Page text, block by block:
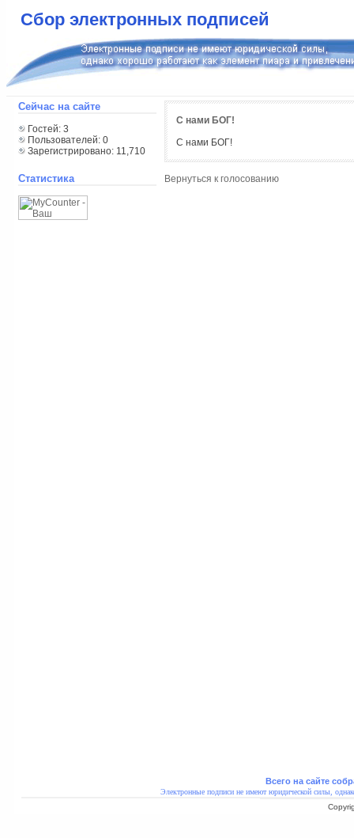
Сбор электронных подписей
Сейчас на сайте
Гостей: 3
Пользователей: 0
Зарегистрировано: 11,710
Статистика
С нами БОГ!
С нами БОГ!
Вернуться к голосованию
Всего на сайте
Электронные подписи не имеют юридической силы,